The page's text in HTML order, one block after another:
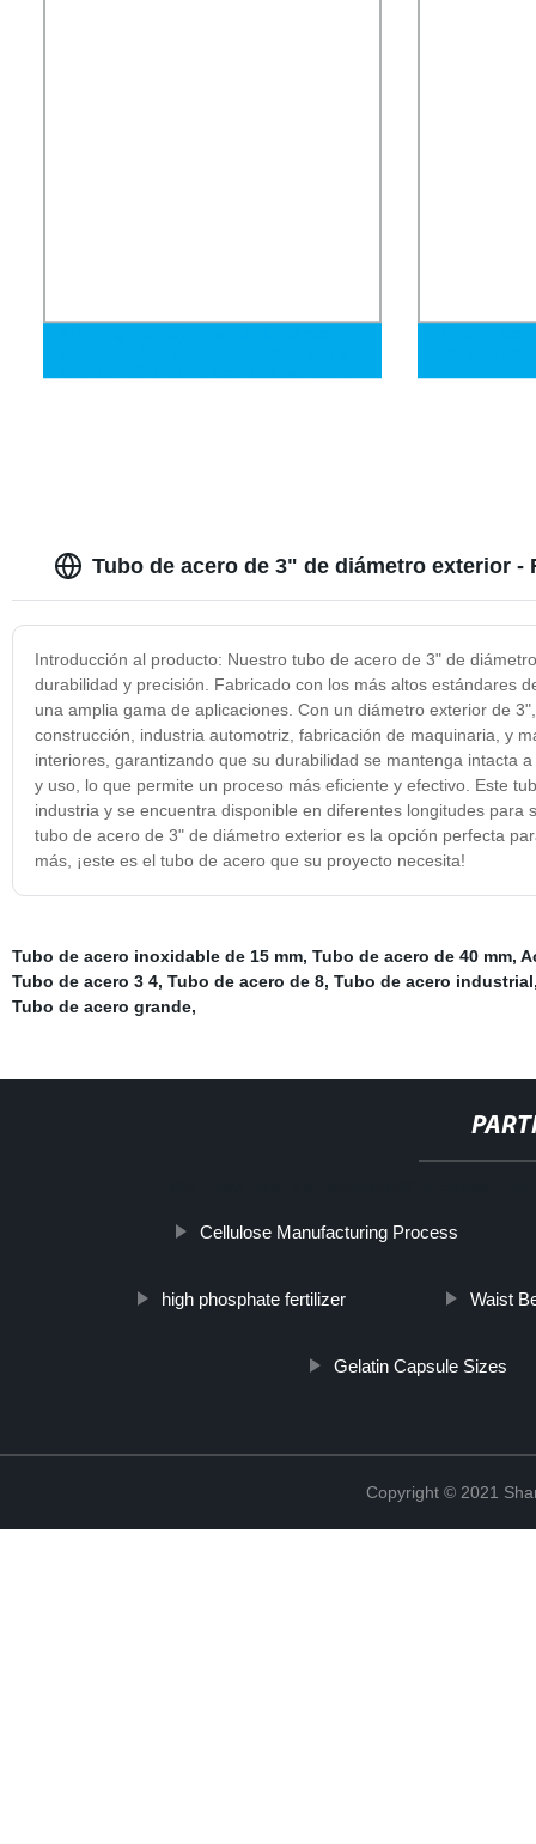
Tubo de acero de 3" de diámetro exterior -
Introducción al producto: Nuestro tubo de acero de 3" de
durabilidad y precisión. Fabricado con los más altos estándares
una amplia gama de aplicaciones. Con un diámetro exterior de
construcción, industria automotriz, fabricación de maquinaria, y
interiores, garantizando que su durabilidad se mantenga intacta
y uso, lo que permite un proceso más eficiente y efectivo. Este
industria y se encuentra disponible en diferentes longitudes
tubo de acero de 3" de diámetro exterior es la opción perfecta
más, ¡este es el tubo de acero que su proyecto necesita!
Tubo de acero inoxidable de 15 mm, Tubo de acero de 40 mm,
Tubo de acero 3 4, Tubo de acero de 8, Tubo de acero industrial
Tubo de acero grande,
Cellulose Manufacturing Process
high phosphate fertilizer Waist
Gelatin Capsule Sizes
Copyright © 2021